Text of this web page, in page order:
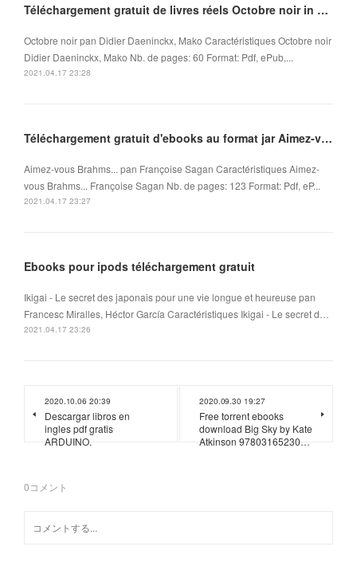
Téléchargement gratuit de livres réels Octobre noir in French ePub MOBI iBook 9782918462118
Octobre noir pan Didier Daeninckx, Mako Caractéristiques Octobre noir
Didier Daeninckx, Mako Nb. de pages: 60 Format: Pdf, ePub,...
2021.04.17 23:28
Téléchargement gratuit d'ebooks au format jar Aimez-vous Brahms... in French FB2 ePub
Aimez-vous Brahms... pan Françoise Sagan Caractéristiques Aimez-
vous Brahms... Françoise Sagan Nb. de pages: 123 Format: Pdf, eP...
2021.04.17 23:27
Ebooks pour ipods téléchargement gratuit
Ikigai - Le secret des japonais pour une vie longue et heureuse pan
Francesc Miralles, Héctor García Caractéristiques Ikigai - Le secret d…
2021.04.17 23:26
2020.10.06 20:39
Descargar libros en
ingles pdf gratis
ARDUINO.
2020.09.30 19:27
Free torrent ebooks
download Big Sky by Kate
Atkinson 97803165230…
0コメント